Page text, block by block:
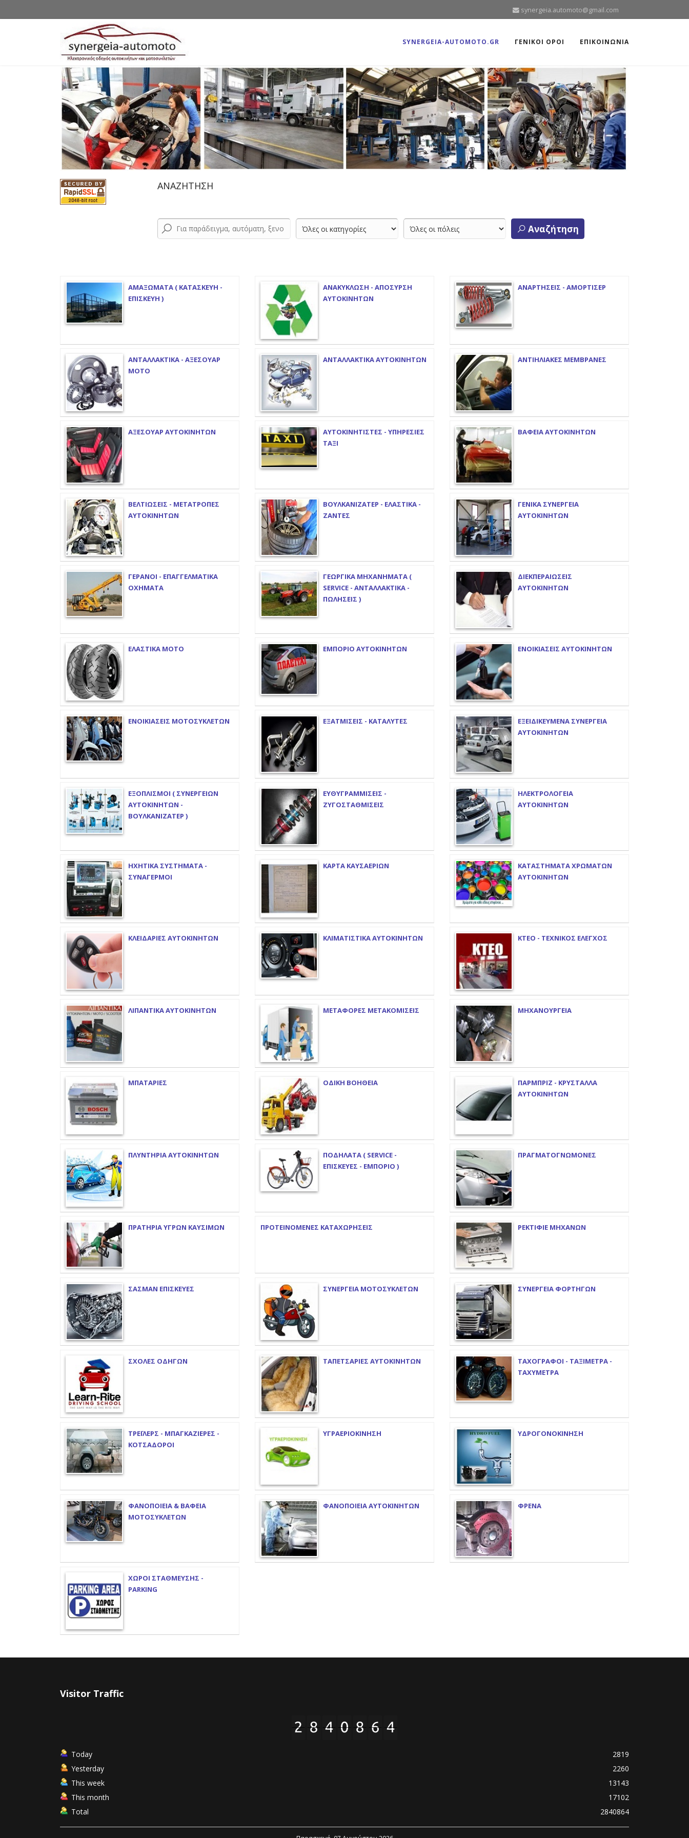
synergeia.automoto@gmail.com
SYNERGEIA-AUTOMOTO.GR ΓΕΝΙΚΟΙ ΟΡΟΙ ΕΠΙΚΟΙΝΩΝΙΑ
ΑΝΑΖΗΤΗΣΗ
Αναζήτηση
ΑΜΑΞΩΜΑΤΑ ( ΚΑΤΑΣΚΕΥΗ -
ΕΠΙΣΚΕΥΗ )
ΑΝΑΚΥΚΛΩΣΗ - ΑΠΟΣΥΡΣΗ
ΑΥΤΟΚΙΝΗΤΩΝ
ΑΝΑΡΤΗΣΕΙΣ - ΑΜΟΡΤΙΣΕΡ
ΑΝΤΑΛΛΑΚΤΙΚΑ - ΑΞΕΣΟΥΑΡ
ΜΟΤΟ
ΑΝΤΑΛΛΑΚΤΙΚΑ ΑΥΤΟΚΙΝΗΤΩΝ ΑΝΤΙΗΛΙΑΚΕΣ ΜΕΜΒΡΑΝΕΣ
ΑΞΕΣΟΥΑΡ ΑΥΤΟΚΙΝΗΤΩΝ
ΑΥΤΟΚΙΝΗΤΙΣΤΕΣ - ΥΠΗΡΕΣΙΕΣ
ΤΑΞΙ
ΒΑΦΕΙΑ ΑΥΤΟΚΙΝΗΤΩΝ
ΒΕΛΤΙΩΣΕΙΣ - ΜΕΤΑΤΡΟΠΕΣ
ΑΥΤΟΚΙΝΗΤΩΝ
ΒΟΥΛΚΑΝΙΖΑΤΕΡ - ΕΛΑΣΤΙΚΑ -
ΖΑΝΤΕΣ
ΓΕΝΙΚΑ ΣΥΝΕΡΓΕΙΑ
ΑΥΤΟΚΙΝΗΤΩΝ
ΓΕΡΑΝΟΙ - ΕΠΑΓΓΕΛΜΑΤΙΚΑ
ΟΧΗΜΑΤΑ
ΓΕΩΡΓΙΚΑ ΜΗΧΑΝΗΜΑΤΑ (
SERVICE - ΑΝΤΑΛΛΑΚΤΙΚΑ -
ΠΩΛΗΣΕΙΣ )
ΔΙΕΚΠΕΡΑΙΩΣΕΙΣ
ΑΥΤΟΚΙΝΗΤΩΝ
ΕΛΑΣΤΙΚΑ ΜΟΤΟ ΕΜΠΟΡΙΟ ΑΥΤΟΚΙΝΗΤΩΝ ΕΝΟΙΚΙΑΣΕΙΣ ΑΥΤΟΚΙΝΗΤΩΝ
ΕΝΟΙΚΙΑΣΕΙΣ ΜΟΤΟΣΥΚΛΕΤΩΝ ΕΞΑΤΜΙΣΕΙΣ - ΚΑΤΑΛΥΤΕΣ
ΕΞΕΙΔΙΚΕΥΜΕΝΑ ΣΥΝΕΡΓΕΙΑ
ΑΥΤΟΚΙΝΗΤΩΝ
ΕΞΟΠΛΙΣΜΟΙ ( ΣΥΝΕΡΓΕΙΩΝ
ΑΥΤΟΚΙΝΗΤΩΝ -
ΒΟΥΛΚΑΝΙΖΑΤΕΡ )
ΕΥΘΥΓΡΑΜΜΙΣΕΙΣ -
ΖΥΓΟΣΤΑΘΜΙΣΕΙΣ
ΗΛΕΚΤΡΟΛΟΓΕΙΑ
ΑΥΤΟΚΙΝΗΤΩΝ
ΗΧΗΤΙΚΑ ΣΥΣΤΗΜΑΤΑ -
ΣΥΝΑΓΕΡΜΟΙ
ΚΑΡΤΑ ΚΑΥΣΑΕΡΙΩΝ
ΚΑΤΑΣΤΗΜΑΤΑ ΧΡΩΜΑΤΩΝ
ΑΥΤΟΚΙΝΗΤΩΝ
ΚΛΕΙΔΑΡΙΕΣ ΑΥΤΟΚΙΝΗΤΩΝ ΚΛΙΜΑΤΙΣΤΙΚΑ ΑΥΤΟΚΙΝΗΤΩΝ ΚΤΕΟ - ΤΕΧΝΙΚΟΣ ΕΛΕΓΧΟΣ
ΛΙΠΑΝΤΙΚΑ ΑΥΤΟΚΙΝΗΤΩΝ ΜΕΤΑΦΟΡΕΣ ΜΕΤΑΚΟΜΙΣΕΙΣ ΜΗΧΑΝΟΥΡΓΕΙΑ
ΜΠΑΤΑΡΙΕΣ ΟΔΙΚΗ ΒΟΗΘΕΙΑ
ΠΑΡΜΠΡΙΖ - ΚΡΥΣΤΑΛΛΑ
ΑΥΤΟΚΙΝΗΤΩΝ
ΠΛΥΝΤΗΡΙΑ ΑΥΤΟΚΙΝΗΤΩΝ
ΠΟΔΗΛΑΤΑ ( SERVICE -
ΕΠΙΣΚΕΥΕΣ - ΕΜΠΟΡΙΟ )
ΠΡΑΓΜΑΤΟΓΝΩΜΟΝΕΣ
ΠΡΑΤΗΡΙΑ ΥΓΡΩΝ ΚΑΥΣΙΜΩΝ ΠΡΟΤΕΙΝΟΜΕΝΕΣ ΚΑΤΑΧΩΡΗΣΕΙΣ ΡΕΚΤΙΦΙΕ ΜΗΧΑΝΩΝ
ΣΑΣΜΑΝ ΕΠΙΣΚΕΥΕΣ ΣΥΝΕΡΓΕΙΑ ΜΟΤΟΣΥΚΛΕΤΩΝ ΣΥΝΕΡΓΕΙΑ ΦΟΡΤΗΓΩΝ
ΣΧΟΛΕΣ ΟΔΗΓΩΝ ΤΑΠΕΤΣΑΡΙΕΣ ΑΥΤΟΚΙΝΗΤΩΝ
ΤΑΧΟΓΡΑΦΟΙ - ΤΑΞΙΜΕΤΡΑ -
ΤΑΧΥΜΕΤΡΑ
ΤΡΕΪΛΕΡΣ - ΜΠΑΓΚΑΖΙΕΡΕΣ -
ΚΟΤΣΑΔΟΡΟΙ
ΥΓΡΑΕΡΙΟΚΙΝΗΣΗ ΥΔΡΟΓΟΝΟΚΙΝΗΣΗ
ΦΑΝΟΠΟΙΕΙΑ & ΒΑΦΕΙΑ
ΜΟΤΟΣΥΚΛΕΤΩΝ
ΦΑΝΟΠΟΙΕΙΑ ΑΥΤΟΚΙΝΗΤΩΝ ΦΡΕΝΑ
ΧΩΡΟΙ ΣΤΑΘΜΕΥΣΗΣ -
PARKING
Visitor Traffic
Today
2819
Yesterday
2260
This week
13143
This month
17102
Total
2840864